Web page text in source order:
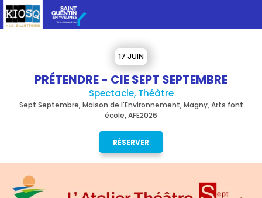
17 JUIN
PRÉTENDRE - CIE SEPT SEPTEMBRE
Spectacle, Théâtre
Sept Septembre, Maison de l'Environnement, Magny, Arts font
école, AFE2026
RÉSERVER